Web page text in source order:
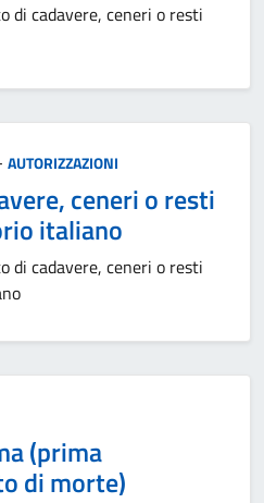
di cadavere, ceneri o resti
AUTORIZZAZIONI
ceneri o resti
italiano
di cadavere, ceneri o resti
(prima
di morte)